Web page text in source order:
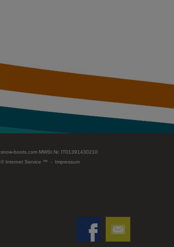
snow-boots.com MWSt.Nr. IT01391430210
© Internet Service ™ - Impressum